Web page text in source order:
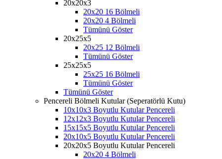
20x20x3
20x20 16 Bölmeli
20x20 4 Bölmeli
Tümünü Göster
20x25x5
20x25 12 Bölmeli
Tümünü Göster
25x25x5
25x25 16 Bölmeli
Tümünü Göster
Tümünü Göster
Pencereli Bölmeli Kutular (Seperatörlü Kutu)
10x10x3 Boyutlu Kutular Pencereli
12x12x3 Boyutlu Kutular Pencereli
15x15x5 Boyutlu Kutular Pencereli
20x10x5 Boyutlu Kutular Pencereli
20x20x5 Boyutlu Kutular Pencereli
20x20 4 Bölmeli